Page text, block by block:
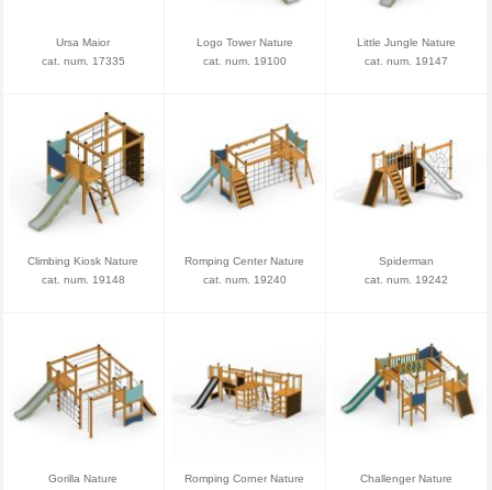
Ursa Maior
cat. num. 17335
Logo Tower Nature
cat. num. 19100
Little Jungle Nature
cat. num. 19147
Climbing Kiosk Nature
cat. num. 19148
Romping Center Nature
cat. num. 19240
Spiderman
cat. num. 19242
Gorilla Nature
Romping Corner Nature
Challenger Nature